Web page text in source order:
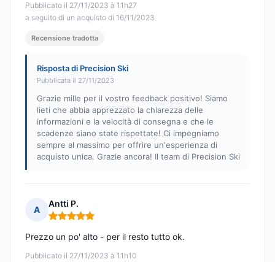
Pubblicato il 27/11/2023 à 11h27
a seguito di un acquisto di 16/11/2023
Recensione tradotta
Risposta di Precision Ski
Pubblicata il 27/11/2023
Grazie mille per il vostro feedback positivo! Siamo
lieti che abbia apprezzato la chiarezza delle
informazioni e la velocità di consegna e che le
scadenze siano state rispettate! Ci impegniamo
sempre al massimo per offrire un'esperienza di
acquisto unica. Grazie ancora! Il team di Precision Ski
A
Antti P.
Nota: 5 su 5
Pubblicato il 27/11/2023 à 11h10
Prezzo un po' alto - per il resto tutto ok.